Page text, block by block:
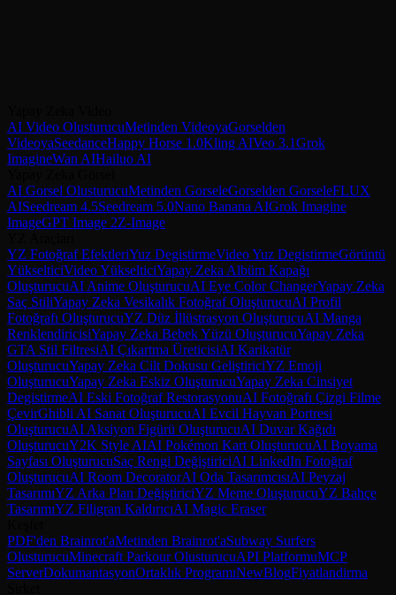
Nano Banana 2'yi Dene Nano Banana Pro'yu Dene
AI Video OlusturucuMetinden VideoyaGorselden
VideoyaSeedanceHappy Horse 1.0Kling AIVeo 3.1Grok
ImagineWan AIHailuo AI
AI Gorsel OlusturucuMetinden GorseleGorselden GorseleFLUX
AISeedream 4.5Seedream 5.0Nano Banana AIGrok Imagine
ImageGPT Image 2Z-Image
YZ Fotoğraf EfektleriYuz DegistirmeVideo Yuz DegistirmeGörüntü
YükselticiVideo YükselticiYapay Zeka Albüm Kapağı
OluşturucuAI Anime OluşturucuAI Eye Color ChangerYapay Zeka
Saç StiliYapay Zeka Vesikalık Fotoğraf OluşturucuAI Profil
Fotoğrafı OluşturucuYZ Düz İllüstrasyon OluşturucuAI Manga
RenklendiricisiYapay Zeka Bebek Yüzü OluşturucuYapay Zeka
GTA Stil FiltresiAI Çıkartma ÜreticisiAI Karikatür
OluşturucuYapay Zeka Cilt Dokusu GeliştiriciYZ Emoji
OluşturucuYapay Zeka Eskiz OluşturucuYapay Zeka Cinsiyet
DegistirmeAI Eski Fotoğraf RestorasyonuAI Fotoğrafı Çizgi Filme
ÇevirGhibli AI Sanat OluşturucuAI Evcil Hayvan Portresi
OluşturucuAI Aksiyon Figürü OluşturucuAI Duvar Kağıdı
OluşturucuY2K Style AIAI Pokémon Kart OluşturucuAI Boyama
Sayfası OluşturucuSaç Rengi DeğiştiriciAI LinkedIn Fotoğraf
OluşturucuAI Room DecoratorAI Oda TasarımcısıAI Peyzaj
TasarımıYZ Arka Plan DeğiştiriciYZ Meme OluşturucuYZ Bahçe
TasarımıYZ Filigran KaldırıcıAI Magic Eraser
PDF'den Brainrot'aMetinden Brainrot'aSubway Surfers
OlusturucuMinecraft Parkour OlusturucuAPI PlatformuMCP
ServerDokumantasyonOrtaklık ProgramıNewBlogFiyatlandirma